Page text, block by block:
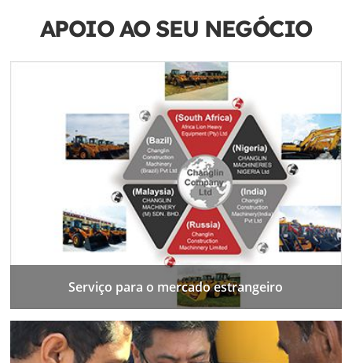
APOIO AO SEU NEGÓCIO
Serviço para o mercado estrangeiro